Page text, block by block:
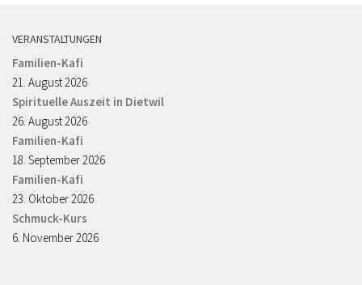
VERANSTALTUNGEN
Familien-Kafi
21. August 2026
Spirituelle Auszeit in Dietwil
26. August 2026
Familien-Kafi
18. September 2026
Familien-Kafi
23. Oktober 2026
Schmuck-Kurs
6. November 2026